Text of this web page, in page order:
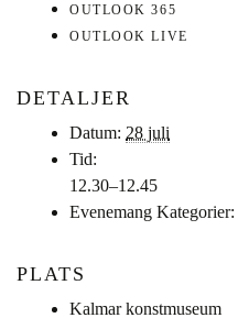
OUTLOOK 365
OUTLOOK LIVE
DETALJER
Datum: 28 juli
Tid:
12.30–12.45
Evenemang Kategorier:
PLATS
Kalmar konstmuseum